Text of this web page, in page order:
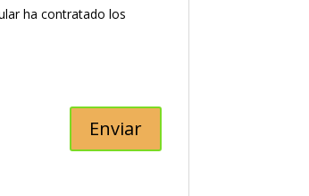
ha contratado los